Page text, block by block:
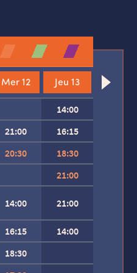
Mer 12 Jeu 13
14:00
21:00
16:15
20:30
18:30
21:00
14:00 21:00
16:15
14:00
18:30